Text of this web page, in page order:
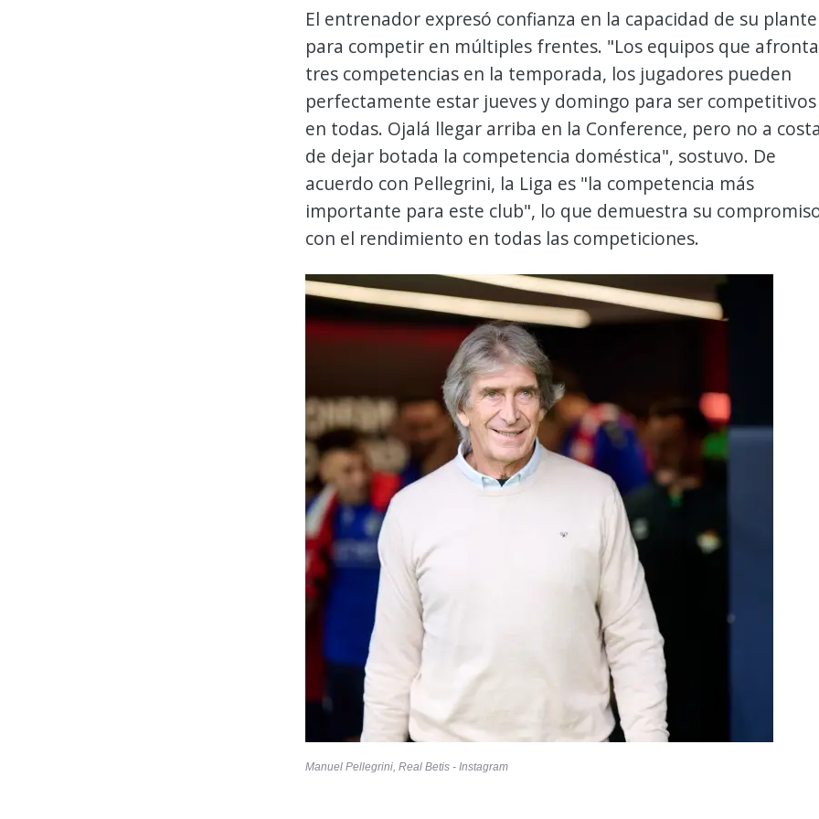
El entrenador expresó confianza en la capacidad de su
para competir en múltiples frentes. "Los equipos que
tres competencias en la temporada, los jugadores pueden
perfectamente estar jueves y domingo para ser competitivos
en todas. Ojalá llegar arriba en la Conference, pero no a costa
de dejar botada la competencia doméstica", sostuvo. De
acuerdo con Pellegrini, la Liga es "la competencia más
importante para este club", lo que demuestra su
con el rendimiento en todas las competiciones.
Manuel Pellegrini, Real Betis - Instagram